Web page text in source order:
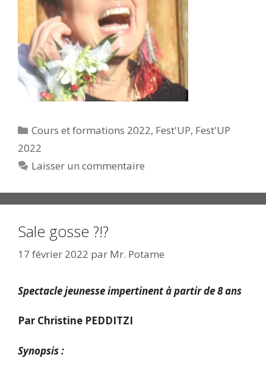
Catégories
Cours et formations 2022, Fest'UP, Fest'UP
2022
Laisser un commentaire
Sale gosse ?!?
17 février 2022 par Mr. Potame
Spectacle jeunesse impertinent à partir de 8 ans
Par Christine PEDDITZI
Synopsis :